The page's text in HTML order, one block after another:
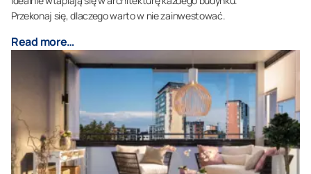
Przekonaj się, dlaczego warto w nie zainwestować.
Read more…